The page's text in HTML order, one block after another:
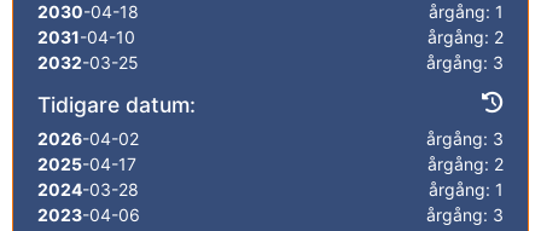
2030-04-18
årgång: 1
2031-04-10
årgång: 2
2032-03-25 årgång: 3
Tidigare datum:
2026-04-02
årgång: 3
2025-04-17
årgång: 2
2024-03-28
årgång: 1
2023-04-06
årgång: 3